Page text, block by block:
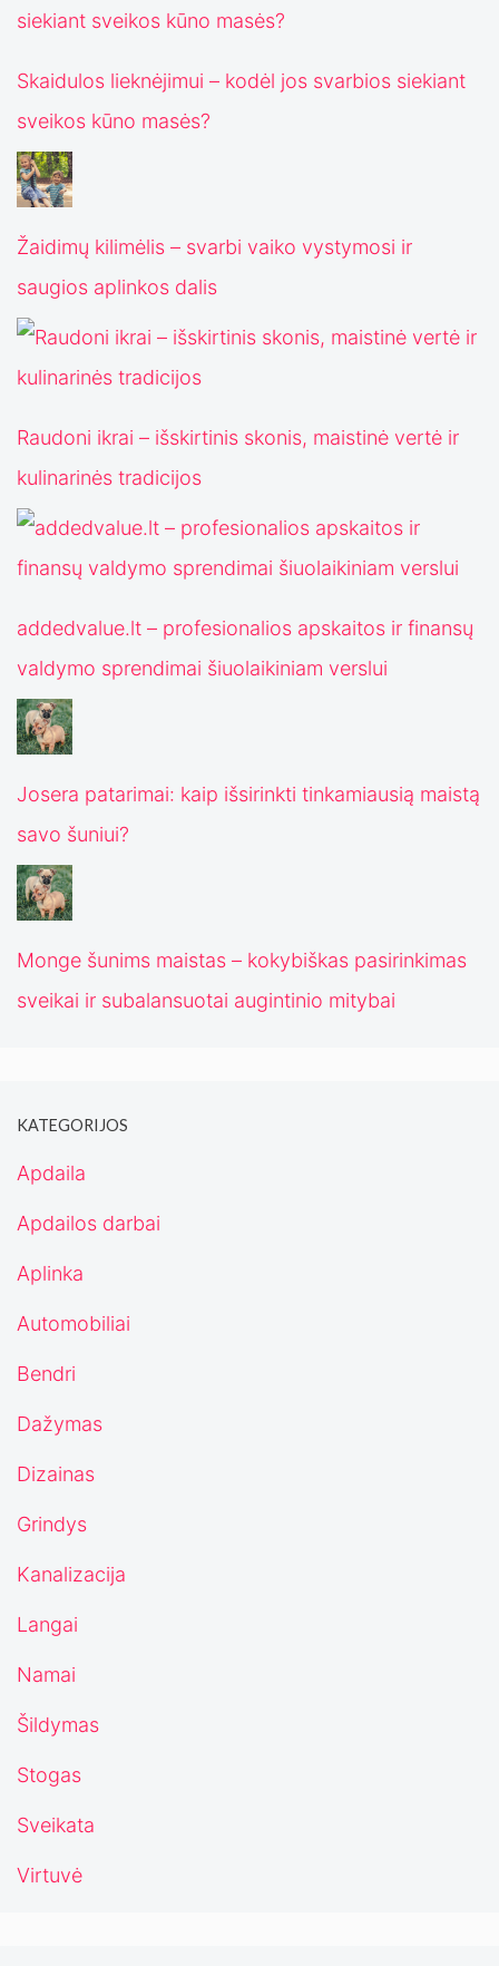
Skaidulos lieknėjimui – kodėl jos svarbios siekiant
sveikos kūno masės?
Žaidimų kilimėlis – svarbi vaiko vystymosi ir
saugios aplinkos dalis
Raudoni ikrai – išskirtinis skonis, maistinė vertė ir
kulinarinės tradicijos
addedvalue.lt – profesionalios apskaitos ir finansų
valdymo sprendimai šiuolaikiniam verslui
Josera patarimai: kaip išsirinkti tinkamiausią maistą
savo šuniui?
Monge šunims maistas – kokybiškas pasirinkimas
sveikai ir subalansuotai augintinio mitybai
KATEGORIJOS
Apdaila
Apdailos darbai
Aplinka
Automobiliai
Bendri
Dažymas
Dizainas
Grindys
Kanalizacija
Langai
Namai
Šildymas
Stogas
Sveikata
Virtuvė